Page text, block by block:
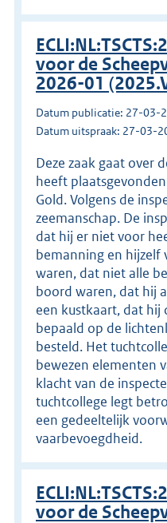
voor de
2026-01
Datum publicatie: 27-03-
Datum uitspraak: 27-03-
Deze zaak gaat over
heeft
Gold. Volgens de
zeemanschap. De
dat hij er niet voor
bemanning en hijzelf
waren, dat niet alle
boord waren, dat hij
een kustkaart, dat hij
bepaald op de
besteld. Het
bewezen elementen
klacht van de
tuchtcollege legt
een gedeeltelijk
vaarbevoegdheid.
voor de